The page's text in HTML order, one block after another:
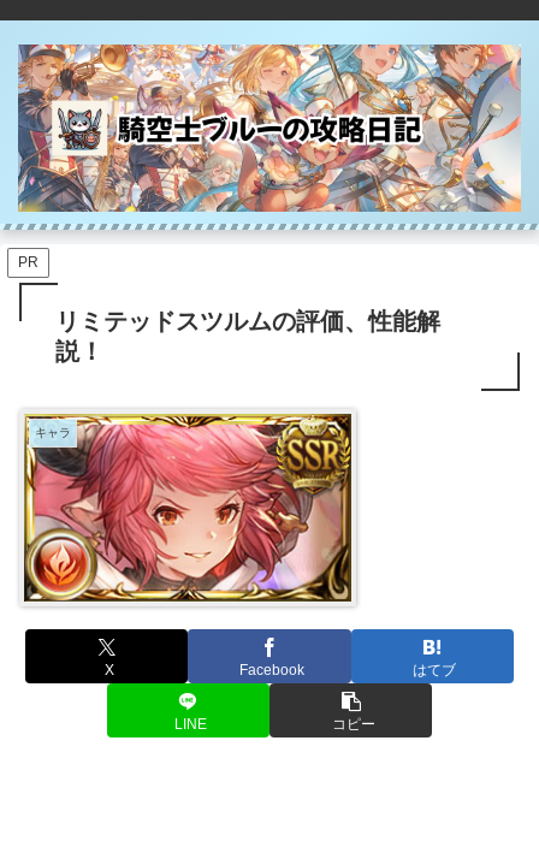
PR
リミテッドスツルムの評価、性能解
説！
キャラ
X Facebook はてブ
LINE コピー